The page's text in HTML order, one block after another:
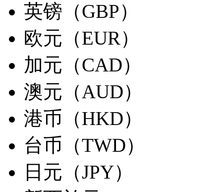
英镑（GBP）
欧元（EUR）
加元（CAD）
澳元（AUD）
港币（HKD）
台币（TWD）
日元（JPY）